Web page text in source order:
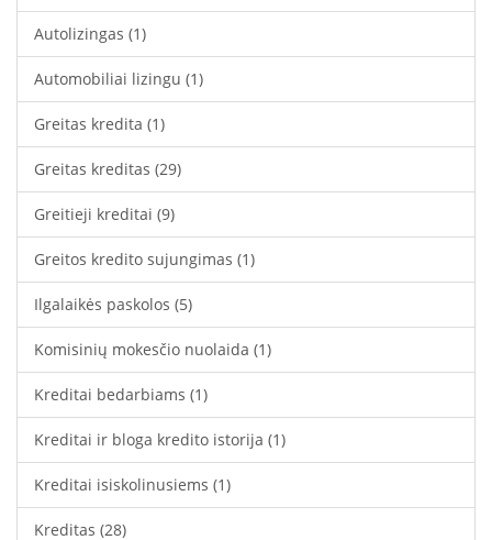
Autolizingas (1)
Automobiliai lizingu (1)
Greitas kredita (1)
Greitas kreditas (29)
Greitieji kreditai (9)
Greitos kredito sujungimas (1)
Ilgalaikės paskolos (5)
Komisinių mokesčio nuolaida (1)
Kreditai bedarbiams (1)
Kreditai ir bloga kredito istorija (1)
Kreditai isiskolinusiems (1)
Kreditas (28)